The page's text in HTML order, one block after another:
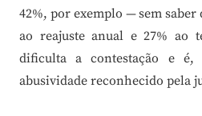
42%, por exemplo — sem
ao reajuste anual e 27% ao
dificulta a contestação e
abusividade reconhecido pela